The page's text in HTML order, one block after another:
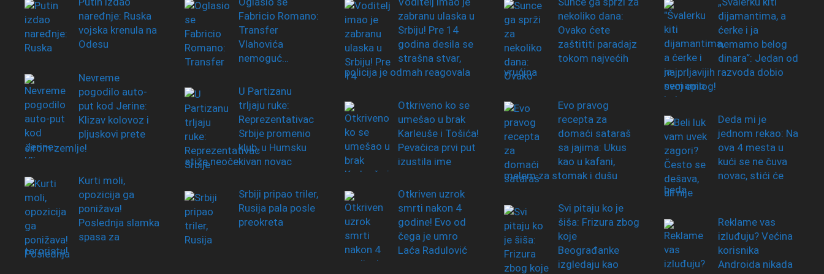
naređnje: Ruska
vojska krenula na
Odesu
Nevreme
pogodilo auto-
put kod Jerine:
Klizav kolovoz i
pljuskovi prete
širom zemlje!
Kurti moli,
opozicija ga
ponižava!
Poslednja slamka
spasa za
teroristu!
Fabricio Romano:
Transfer
Vlahovića
nemoguć…
U Partizanu
trljaju ruke:
Reprezentativac
Srbije promenio
klub, u Humsku
stiže neočekivan novac
Srbiji pripao triler,
Rusija pala posle
preokreta
zabranu ulaska u
Srbiju! Pre 14
godina desila se
strašna stvar,
policija je odmah reagovala
Otkriveno ko se
umešao u brak
Karleuše i Tošića!
Pevačica prvi put
izustila ime
Otkriven uzrok
smrti nakon 4
godine! Evo od
čega je umro
Laća Radulović
nekoliko dana:
Ovako ćete
zaštititi paradajz
tokom najvećih
vrućina
Evo pravog
recepta za
domaći sataraš
sa jajima: Ukus
kao u kafani,
melem za stomak i dušu
Svi pitaju ko je
šiša: Frizura zbog
koje
Beograđanke
izgledaju kao
dijamantima, a
ćerke i ja
nemamo belog
dinara“: Jedan od
najprljavijih razvoda dobio
svoj epilog!
Deda mi je
jednom rekao: Na
ova 4 mesta u
kući se ne čuva
novac, stići će
beda
Reklame vas
izluđuju? Većina
korisnika
Androida nikada